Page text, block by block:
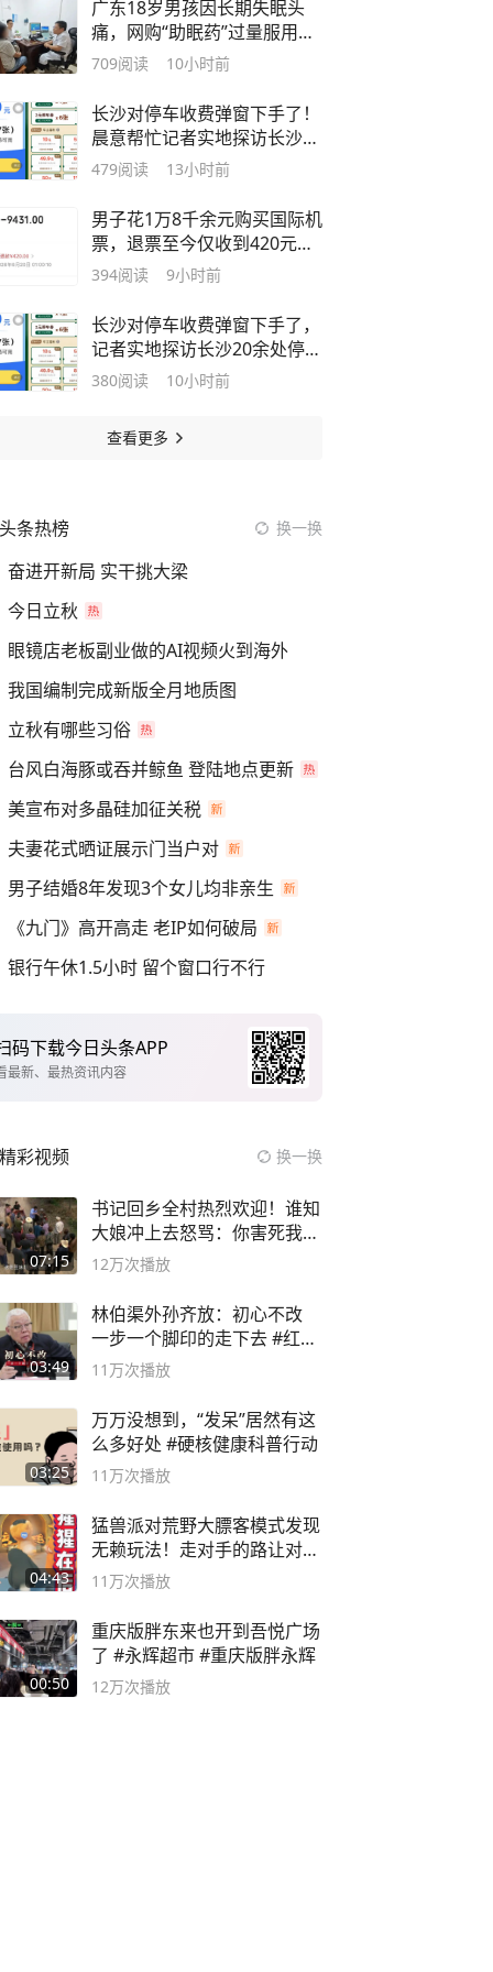
广东18岁男孩因长期失眠头
痛，网购“助眠药”过量服用被
认定吸毒，复议办：主观上没
处罚
709阅读 10小时前
长沙对停车收费弹窗下手了！
晨意帮忙记者实地探访长沙20
余处停车场
479阅读 13小时前
男子花1万8千余元购买国际机
票，退票至今仅收到420元退
款，航司和购票平台回应
394阅读 9小时前
长沙对停车收费弹窗下手了，
记者实地探访长沙20余处停车
场：大多数停车场扫码后可直
380阅读 10小时前
查看更多
头条热榜 换一换
奋进开新局 实干挑大梁
今日立秋
眼镜店老板副业做的AI视频火到海外
我国编制完成新版全月地质图
立秋有哪些习俗
台风白海豚或吞并鲸鱼 登陆地点更新
美宣布对多晶硅加征关税
夫妻花式晒证展示门当户对
男子结婚8年发现3个女儿均非亲生
《九门》高开高走 老IP如何破局
银行午休1.5小时 留个窗口行不行
码下载今日头条APP
最新、最热资讯内容
精彩视频 换一换
07:15
书记回乡全村热烈欢迎！谁知
大娘冲上去怒骂：你害死我儿
子
12万次播放
03:49
林伯渠外孙齐放：初心不改
一步一个脚印的走下去 #红船
论坛
11万次播放
03:25
万万没想到，“发呆”居然有这
么多好处 #硬核健康科普行动
11万次播放
04:43
猛兽派对荒野大膘客模式发现
无赖玩法！走对手的路让对手
无路可走
11万次播放
00:50
重庆版胖东来也开到吾悦广场
了 #永辉超市 #重庆版胖永辉
12万次播放